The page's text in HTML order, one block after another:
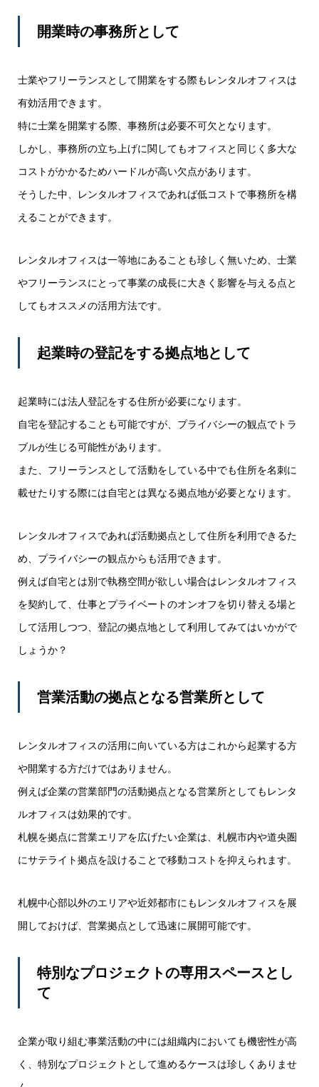
開業時の事務所として
士業やフリーランスとして開業をする際もレンタルオフィスは
有効活用できます。
特に士業を開業する際、事務所は必要不可欠となります。
しかし、事務所の立ち上げに関してもオフィスと同じく多大な
コストがかかるためハードルが高い欠点があります。
そうした中、レンタルオフィスであれば低コストで事務所を構
えることができます。
レンタルオフィスは一等地にあることも珍しく無いため、士業
やフリーランスにとって事業の成長に大きく影響を与える点と
してもオススメの活用方法です。
起業時の登記をする拠点地として
起業時には法人登記をする住所が必要になります。
自宅を登記することも可能ですが、プライバシーの観点でトラ
ブルが生じる可能性があります。
また、フリーランスとして活動をしている中でも住所を名刺に
載せたりする際には自宅とは異なる拠点地が必要となります。
レンタルオフィスであれば活動拠点として住所を利用できるた
め、プライバシーの観点からも活用できます。
例えば自宅とは別で執務空間が欲しい場合はレンタルオフィス
を契約して、仕事とプライベートのオンオフを切り替える場と
して活用しつつ、登記の拠点地として利用してみてはいかがで
しょうか？
営業活動の拠点となる営業所として
レンタルオフィスの活用に向いている方はこれから起業する方
や開業する方だけではありません。
例えば企業の営業部門の活動拠点となる営業所としてもレンタ
ルオフィスは効果的です。
札幌を拠点に営業エリアを広げたい企業は、札幌市内や道央圏
にサテライト拠点を設けることで移動コストを抑えられます。
札幌中心部以外のエリアや近郊都市にもレンタルオフィスを展
開しておけば、営業拠点として迅速に展開可能です。
特別なプロジェクトの専用スペースとし
て
企業が取り組む事業活動の中には組織内においても機密性が高
く、特別なプロジェクトとして進めるケースは珍しくありませ